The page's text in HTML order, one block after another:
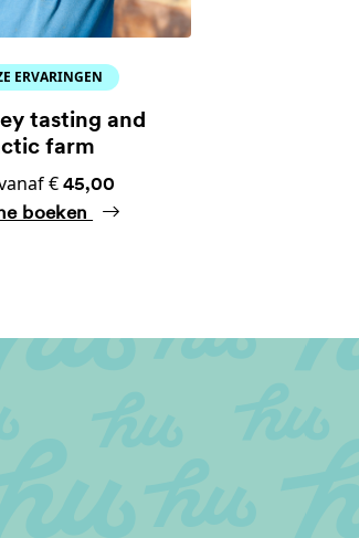
ERVARINGEN
tasting and
farm
€45,00
boeken